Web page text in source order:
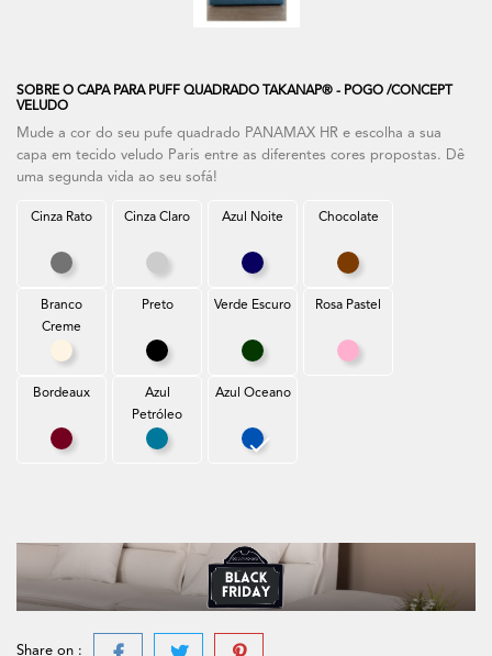
SOBRE O CAPA PARA PUFF QUADRADO TAKANAP® - POGO /CONCEPT
VELUDO
Mude a cor do seu pufe quadrado PANAMAX HR e escolha a sua
capa em tecido veludo Paris entre as diferentes cores propostas. Dê
uma segunda vida ao seu sofá!
Cinza Rato
Cinza Rato
Cinza Claro Azul Noite
Azul Noite
Chocolate
Chocolate
Branco
Creme
Branco Creme
Preto
Preto
Verde Escuro
Verde Escuro
Rosa Pastel
Rosa Pastel
Bordeaux
Bordeaux
Azul
Petróleo
Azul Petróleo
Azul Oceano
Azul Oceano
Share on :